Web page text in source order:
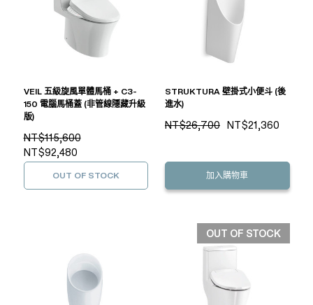
VEIL 五級旋風單體馬桶 + C3-
150 電腦馬桶蓋 (非管線隱藏升級
版)
NT$115,600
NT$92,480
OUT OF STOCK
STRUKTURA 壁掛式小便斗 (後
進水)
NT$26,700 NT$21,360
加入購物車
OUT OF STOCK